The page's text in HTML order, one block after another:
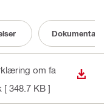
Dokumentation
om fa
[ 348.7 KB ]